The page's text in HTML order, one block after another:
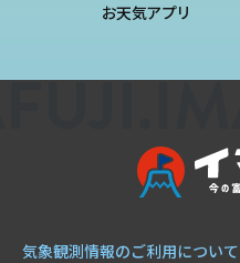
お天気アプリ
気象観測情報のご利用について